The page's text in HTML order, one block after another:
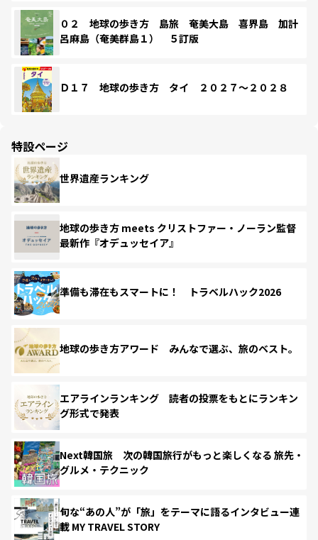
０２ 地球の歩き方 島旅 奄美大島 喜界島 加計
呂麻島（奄美群島１） ５訂版
Ｄ１７ 地球の歩き方 タイ ２０２７～２０２８
特設ページ
世界遺産ランキング
地球の歩き方 meets クリストファー・ノーラン監督
最新作『オデュッセイア』
準備も滞在もスマートに！ トラベルハック2026
地球の歩き方アワード みんなで選ぶ、旅のベスト。
エアラインランキング 読者の投票をもとにランキン
グ形式で発表
Next韓国旅 次の韓国旅行がもっと楽しくなる 旅先・
グルメ・テクニック
旬な“あの人”が「旅」をテーマに語るインタビュー連
載 MY TRAVEL STORY